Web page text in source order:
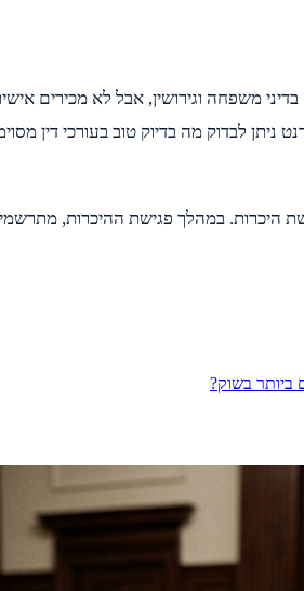
משפחה וגירושין, אבל לא מכירים
ניתן לבדוק מה בדיוק טוב בעורכי דין
היכרות. במהלך פגישת ההיכרות,
ביותר בשוק?